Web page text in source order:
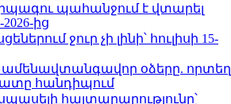
պահանջում է վտարել
ից
ջուր չի լինի՝ հուլիսի 15-
օձերը. որտեղ
հանդիպում
հայտարարությունը՝